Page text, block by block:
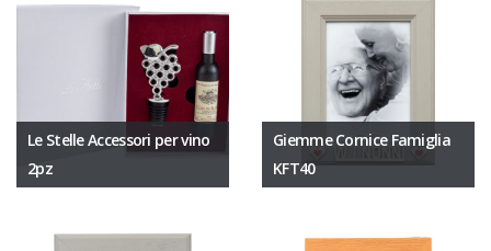
Le Stelle Accessori per vino
2pz
Giemme Cornice Famiglia
KFT40